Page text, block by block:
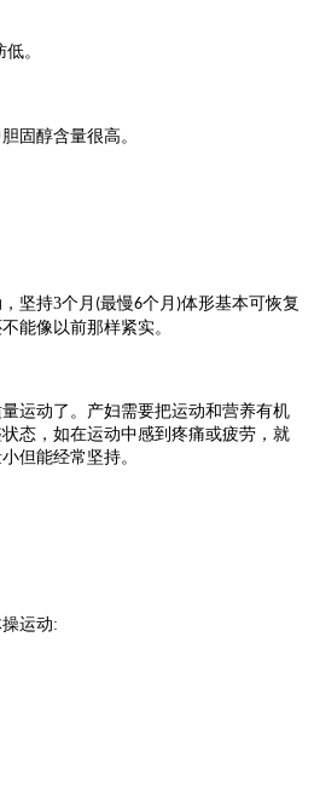
。
固醇含量很高。
坚持3个月 (最慢6个月 )体形基本可恢复
能像以前那样紧实。
运动了。产妇需要把运动和营养有机
态，如在运动中感到疼痛或疲劳，就
但能经常坚持。
运动: